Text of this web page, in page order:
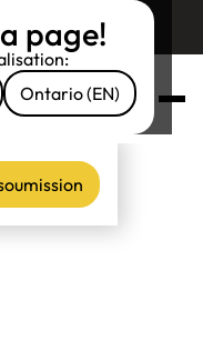
page!
Ontario (EN)